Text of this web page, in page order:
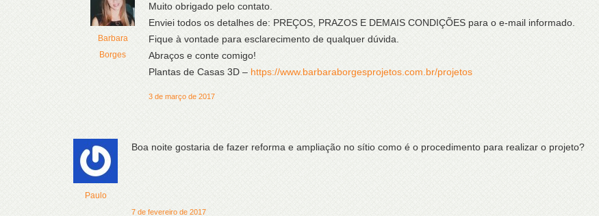
Barbara
Borges
Muito obrigado pelo contato.
Enviei todos os detalhes de: PREÇOS, PRAZOS E DEMAIS CONDIÇÕES para o e-mail informado.
Fique à vontade para esclarecimento de qualquer dúvida.
Abraços e conte comigo!
Plantas de Casas 3D – https://www.barbaraborgesprojetos.com.br/projetos
3 de março de 2017
Paulo
Boa noite gostaria de fazer reforma e ampliação no sítio como é o procedimento para realizar o projeto?
7 de fevereiro de 2017